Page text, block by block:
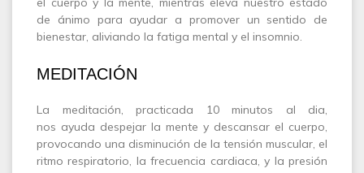
de ánimo para ayudar a promover un sentido de
bienestar, aliviando la fatiga mental y el insomnio.
MEDITACIÓN
La meditación, practicada 10 minutos al dia,
nos ayuda despejar la mente y descansar el cuerpo,
provocando una disminución de la tensión muscular, el
ritmo respiratorio, la frecuencia cardiaca, y la presión